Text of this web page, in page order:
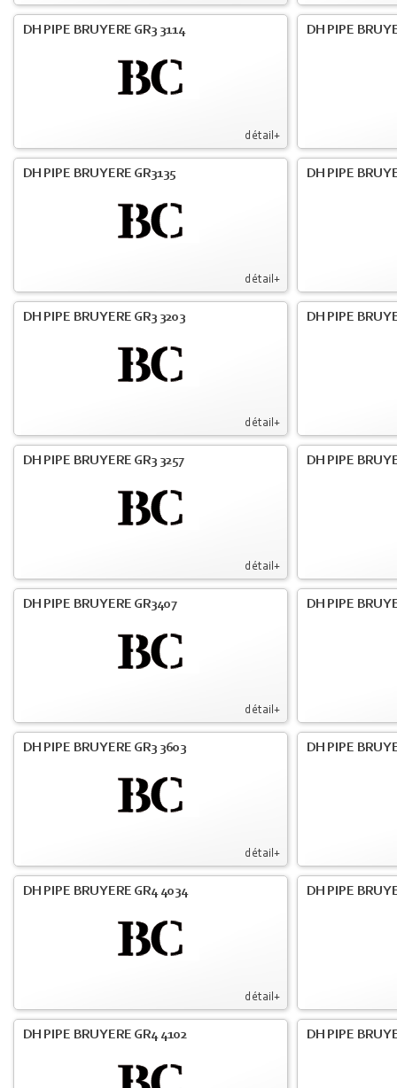
détail+
DH PIPE BRUYERE GR3 3114 DH PIPE
détail+
DH PIPE BRUYERE GR3135 DH PIPE
détail+
DH PIPE BRUYERE GR3 3203 DH PIPE
détail+
DH PIPE BRUYERE GR3 3257 DH PIPE
détail+
DH PIPE BRUYERE GR3407 DH PIPE
détail+
DH PIPE BRUYERE GR3 3603 DH PIPE
détail+
DH PIPE BRUYERE GR4 4034 DH PIPE
DH PIPE BRUYERE GR4 4102 DH PIPE